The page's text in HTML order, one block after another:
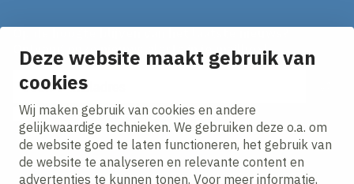
Deze website maakt gebruik van
cookies
Wij maken gebruik van cookies en andere
gelijkwaardige technieken. We gebruiken deze o.a. om
de website goed te laten functioneren, het gebruik van
de website te analyseren en relevante content en
advertenties te kunnen tonen. Voor meer informatie,
Ontvang onze nieuws alerts in je mailbox!
E-mailadres
Ik ga akkoord met hetprivacy statement.